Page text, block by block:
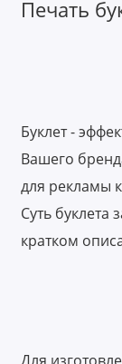
Печать
Буклет -
Вашего
для рекламы
Суть
кратком